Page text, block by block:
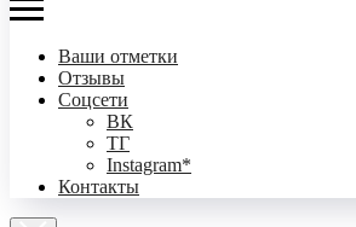
Ваши отметки
Отзывы
Соцсети
ВК
ТГ
Instagram*
Контакты